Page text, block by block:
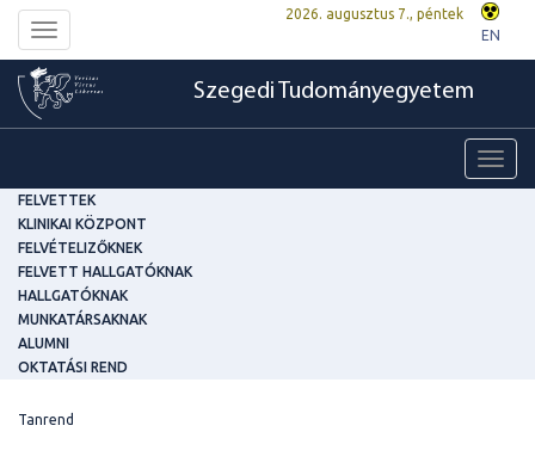
Toggle
navigation
2026. augusztus 7., péntek
EN
Szegedi Tudományegyetem
FELVETTEK
KLINIKAI KÖZPONT
FELVÉTELIZŐKNEK
FELVETT HALLGATÓKNAK
HALLGATÓKNAK
MUNKATÁRSAKNAK
ALUMNI
OKTATÁSI REND
Tanrend